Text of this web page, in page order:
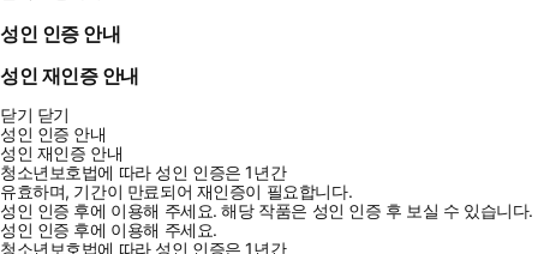
성인 인증 안내
성인 재인증 안내
닫기 닫기
성인 인증 안내
성인 재인증 안내
청소년보호법에 따라 성인 인증은 1년간
유효하며, 기간이 만료되어 재인증이 필요합니다.
성인 인증 후에 이용해 주세요.해당 작품은 성인 인증 후 보실 수 있습니다.
성인 인증 후에 이용해 주세요.
청소년보호법에 따라 성인 인증은 1년간